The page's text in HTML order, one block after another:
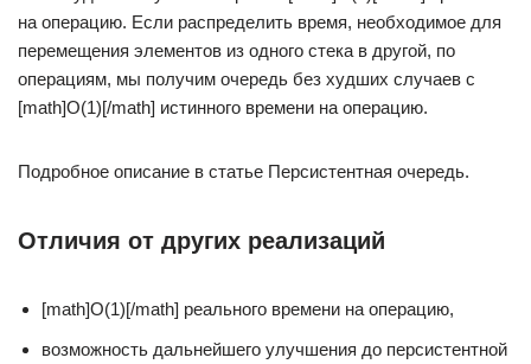
на операцию. Если распределить время, необходимое для
перемещения элементов из одного стека в другой, по
операциям, мы получим очередь без худших случаев с
[math]O(1)[/math] истинного времени на операцию.
Подробное описание в статье Персистентная очередь.
Отличия от других реализаций
[math]O(1)[/math] реального времени на операцию,
возможность дальнейшего улучшения до персистентной